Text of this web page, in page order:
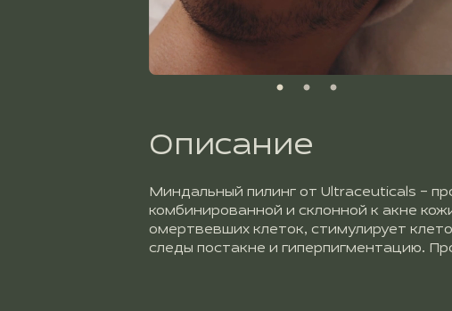
Описание
Миндальный пилинг от Ultraceuticals –
комбинированной и склонной к акне
омертвевших клеток, стимулирует
следы постакне и гиперпигментацию.